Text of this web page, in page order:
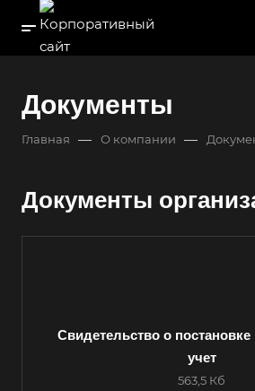
Документы
Главная — О компании —
Документы
Свидетельство о
учет
563,5 Кб
Выберите ваш город